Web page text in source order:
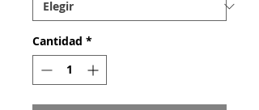
Cantidad *